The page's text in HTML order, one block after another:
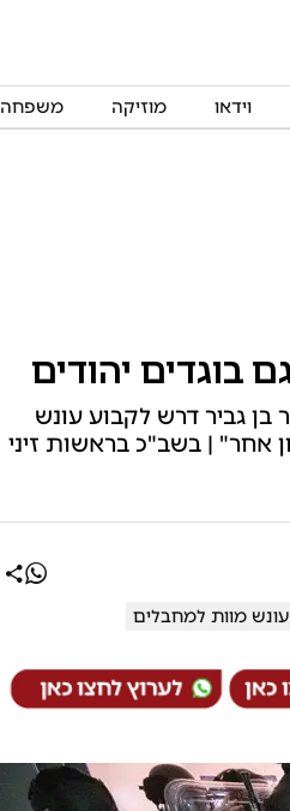
וידאו מוזיקה משפחה
בוגדים יהודים
בן גביר דרש לקבוע עונש
אחר" | בשב"כ בראשות זיני
עונש מוות למחבלים